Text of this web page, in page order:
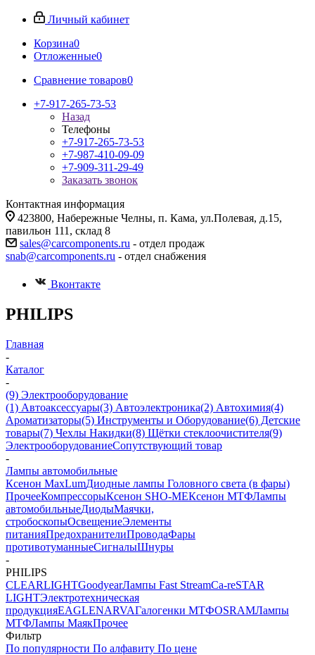
Личный кабинет
Корзина0
Отложенные0
Сравнение товаров0
+7-917-265-73-53
Назад
Телефоны
+7-917-265-73-53
+7-987-410-09-09
+7-909-311-29-49
Заказать звонок
Контактная информация
423800, Набережные Челны, п. Кама, ул.Полевая, д.15,
павильон 111, склад 8
sales@carcomponents.ru - отдел продаж
snab@carcomponents.ru - отдел снабжения
Вконтакте
PHILIPS
Главная
-
Каталог
-
(9) Электрооборудование
(1) Автоаксессуары(3) Автоэлектроника(2) Автохимия(4)
Ароматизаторы(5) Инструменты и Оборудование(6) Детские
товары(7) Чехлы Накидки(8) Щётки стеклоочистителя(9)
ЭлектрооборудованиеСопутствующий товар
-
Лампы автомобильные
Ксенон MaxLumДиодные лампы Головного света (в фары)
ПрочееКомпрессорыКсенон SHO-MEКсенон МТФЛампы
автомобильныеДиодыМаячки,
стробоскопыОсвещениеЭлементы
питанияПредохранителиПроводаФары
противотуманныеСигналыШнуры
-
PHILIPS
CLEARLIGHTGoodyearЛампы Fast StreamCa-reSTAR
LIGHTЭлектротехническая
продукцияEAGLENARVAГалогенки МТФOSRAMЛампы
МТФЛампы МаякПрочее
Фильтр
По популярности По алфавиту По цене